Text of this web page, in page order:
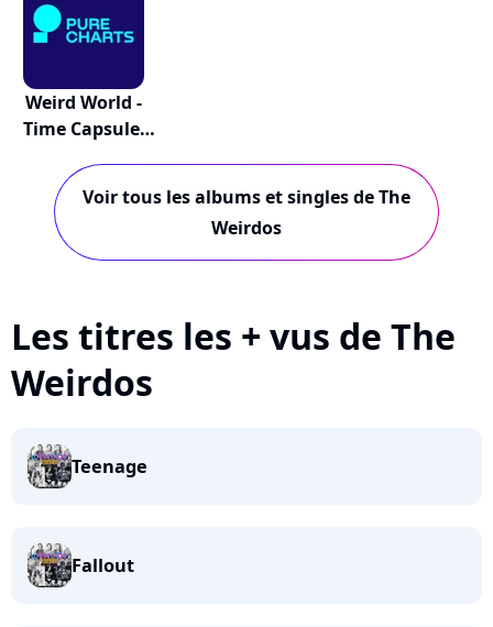
Weird World -
Time Capsule,
Voir tous les albums et singles de The
Weirdos
Les titres les + vus de The
Weirdos
Teenage
Fallout